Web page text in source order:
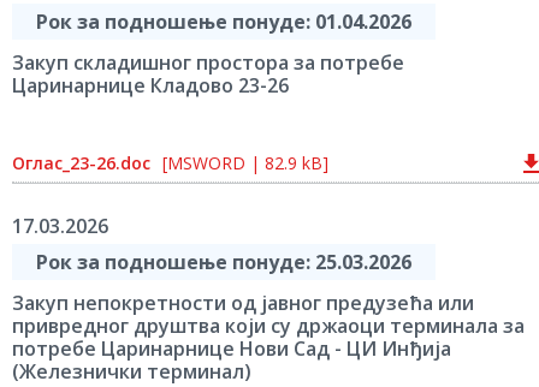
Рок за подношење понуде: 01.04.2026
Закуп складишног простора за потребе
Царинарнице Кладово 23-26
Оглас_23-26.doc [MSWORD | 82.9 kB]
17.03.2026
Рок за подношење понуде: 25.03.2026
Закуп непокретности од јавног предузећа или
привредног друштва који су држаоци терминала за
потребе Царинарнице Нови Сад - ЦИ Инђија
(Железнички терминал)